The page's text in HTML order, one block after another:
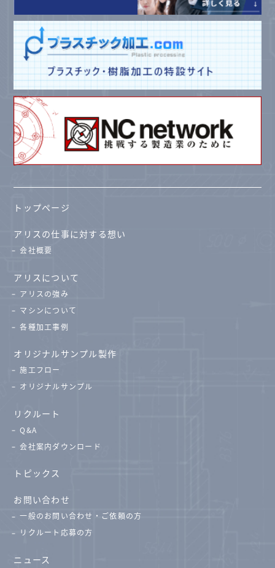
トップページ
アリスの仕事に対する想い
会社概要
アリスについて
アリスの強み
マシンについて
各種加工事例
オリジナルサンプル製作
施工フロー
オリジナルサンプル
リクルート
Q&A
会社案内ダウンロード
トピックス
お問い合わせ
一般のお問い合わせ・ご依頼の方
リクルート応募の方
ニュース